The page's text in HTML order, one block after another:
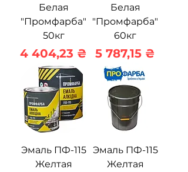
Белая
"Промфарба"
50кг
Цена
4 404,23 ₴
Белая
"Промфарба"
60кг
Цена
5 787,15 ₴
Эмаль ПФ-115
Желтая
Эмаль ПФ-115
Желтая